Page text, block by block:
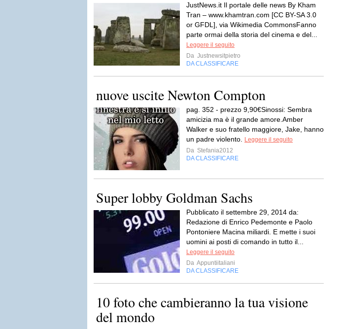
JustNews.it Il portale delle news By Kham
Tran – www.khamtran.com [CC BY-SA 3.0
or GFDL], via Wikimedia CommonsFanno
parte ormai della storia del cinema e del...
Leggere il seguito
Da Justnewsitpietro
DA CLASSIFICARE
nuove uscite Newton Compton
pag. 352 - prezzo 9,90€Sinossi: Sembra
amicizia ma è il grande amore.Amber
Walker e suo fratello maggiore, Jake, hanno
un padre violento.
Leggere il seguito
Da Stefania2012
DA CLASSIFICARE
Super lobby Goldman Sachs
Pubblicato il settembre 29, 2014 da:
Redazione di Enrico Pedemonte e Paolo
Pontoniere Macina miliardi. E mette i suoi
uomini ai posti di comando in tutto il...
Leggere il seguito
Da Appuntiitaliani
DA CLASSIFICARE
10 foto che cambieranno la tua visione
del mondo